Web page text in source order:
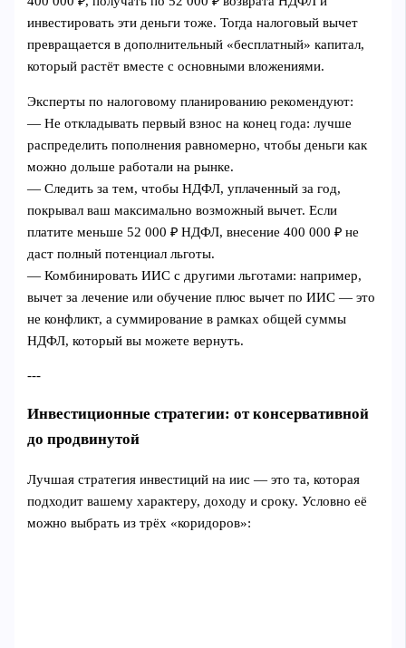
инвестировать эти деньги тоже. Тогда налоговый вычет
превращается в дополнительный «бесплатный» капитал,
который растёт вместе с основными вложениями.
Эксперты по налоговому планированию рекомендуют:
— Не откладывать первый взнос на конец года: лучше
распределить пополнения равномерно, чтобы деньги как
можно дольше работали на рынке.
— Следить за тем, чтобы НДФЛ, уплаченный за год,
покрывал ваш максимально возможный вычет. Если
платите меньше 52 000 ₽ НДФЛ, внесение 400 000 ₽ не
даст полный потенциал льготы.
— Комбинировать ИИС с другими льготами: например,
вычет за лечение или обучение плюс вычет по ИИС — это
не конфликт, а суммирование в рамках общей суммы
НДФЛ, который вы можете вернуть.
---
Инвестиционные стратегии: от консервативной
до продвинутой
Лучшая стратегия инвестиций на иис — это та, которая
подходит вашему характеру, доходу и сроку. Условно её
можно выбрать из трёх «коридоров»: